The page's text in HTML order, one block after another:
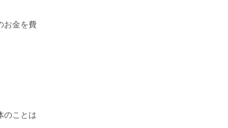
お金を費
のことは